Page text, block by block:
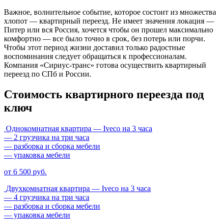
Важное, волнительное событие, которое состоит из множества
хлопот — квартирный переезд. Не имеет значения локация —
Питер или вся Россия, хочется чтобы он прошел максимально
комфортно — все было точно в срок, без потерь или порчи.
Чтобы этот период жизни доставил только радостные
воспоминания следует обращаться к профессионалам.
Компания «Сириус-транс» готова осуществить квартирный
переезд по СПб и России.
Стоимость квартирного переезда под
ключ
Однокомнатная квартира — Iveco на 3 часа
— 2 грузчика на три часа
— разборка и сборка мебели
— упаковка мебели
от 6 500 руб.
Двухкомнатная квартира — Iveco на 3 часа
— 4 грузчика на три часа
— разборка и сборка мебели
— упаковка мебели